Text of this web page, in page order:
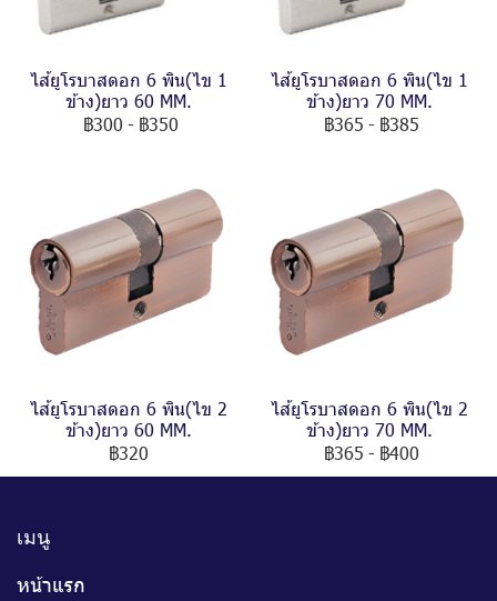
ไส้ยูโรบาสดอก 6 พิน(ไข 1
ข้าง)ยาว 60 MM.
฿300 - ฿350
ไส้ยูโรบาสดอก 6 พิน(ไข 1
ข้าง)ยาว 70 MM.
฿365 - ฿385
ไส้ยูโรบาสดอก 6 พิน(ไข 2
ข้าง)ยาว 60 MM.
฿320
ไส้ยูโรบาสดอก 6 พิน(ไข 2
ข้าง)ยาว 70 MM.
฿365 - ฿400
เมนู
หน้าแรก